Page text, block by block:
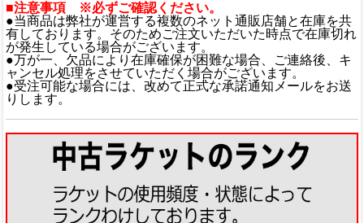
■注意事項 ※必ずご確認ください。
●当商品は弊社が運営する複数のネット通販店舗と在庫を共
有しております。そのためご注文いただいた時点で在庫切れ
が発生している場合がございます。
●万が一、欠品により在庫確保が困難な場合、ご連絡後、キ
ャンセル処理をさせていただく場合がございます。
●受注可能な場合には、改めて正式な承諾通知メールをお送
りします。